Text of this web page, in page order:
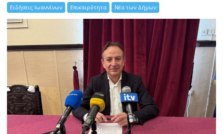
Ειδήσεις Ιωαννίνων Επικαιρότητα Νέα των Δήμων